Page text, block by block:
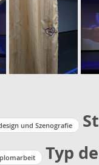
und Szenografie
Typ